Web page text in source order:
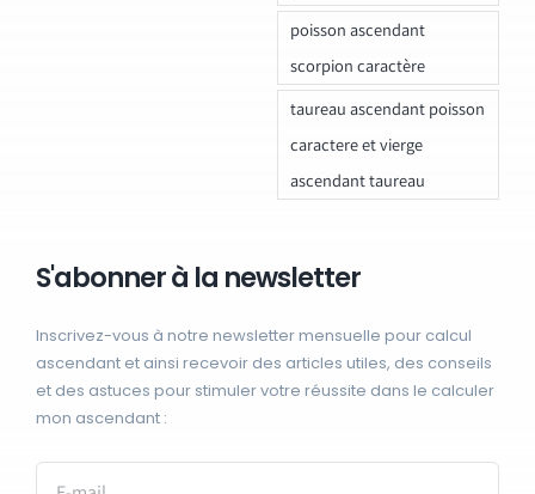
poisson ascendant
scorpion caractère
taureau ascendant poisson
caractere et vierge
ascendant taureau
S'abonner à la newsletter
Inscrivez-vous à notre newsletter mensuelle pour calcul
ascendant et ainsi recevoir des articles utiles, des conseils
et des astuces pour stimuler votre réussite dans le calculer
mon ascendant :